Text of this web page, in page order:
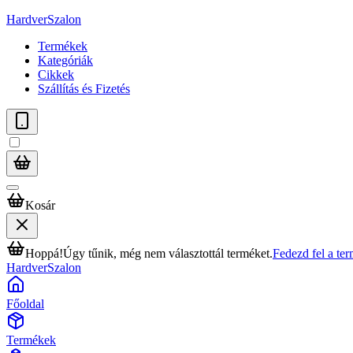
HardverSzalon
Termékek
Kategóriák
Cikkek
Szállítás és Fizetés
Kosár
Hoppá!Úgy tűnik, még nem választottál terméket.Fedezd fel a
HardverSzalon
Főoldal
Termékek